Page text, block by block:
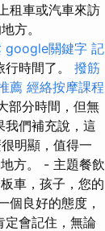
租車或汽車來訪
方。
google關鍵字 記
時間了。 撥筋
薦 經絡按摩課程
部分時間，但無
我們補充說，這
明顯，值得一
方。 - 主題餐飲
車，孩子，您的
個良好的態度，
定會記住，無論